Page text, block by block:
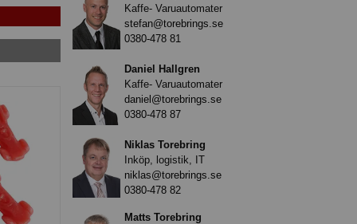
Kaffe- Varuautomater
stefan@torebrings.se
0380-478 81
Daniel Hallgren
Kaffe- Varuautomater
daniel@torebrings.se
0380-478 87
Niklas Torebring
Inköp, logistik, IT
niklas@torebrings.se
0380-478 82
Matts Torebring